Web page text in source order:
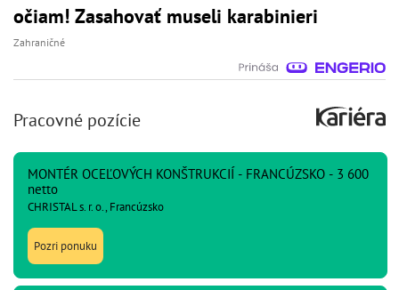
očiam! Zasahovať museli karabinieri
Zahraničné
Pracovné pozície
MONTÉR OCEĽOVÝCH KONŠTRUKCIÍ - FRANCÚZSKO - 3 600
netto
CHRISTAL s. r. o., Francúzsko
Pozri ponuku